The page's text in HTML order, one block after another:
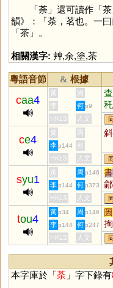
「荼」還可讀作「茶
韻》：「荼，茗也。一
「茶」。
相關漢字: 艸,余,塗,茶
粵語音節 & 根據
caa4
黃 周 查
秅
李 何 p9
HKLS 人文
ce4
黃 周 斜
李 p144
何
HKLS
人文
syu1
黃 周 p146 書
鄃
李 p144 何 p373
HKLS 人文
tou4
黃 p34 周 p146 圖
掏
瘏
鵌
酴
蒤
李 p144 何 p247
HKLS 人文
本字庫於「荼」字下錄有